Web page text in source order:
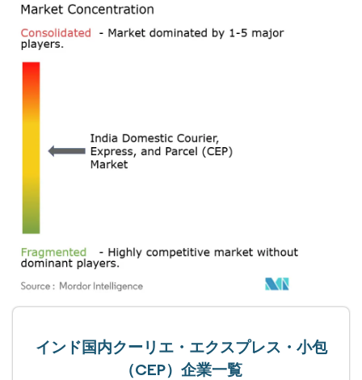
インド国内クーリエ・エクスプレス・小包
（CEP）企業一覧